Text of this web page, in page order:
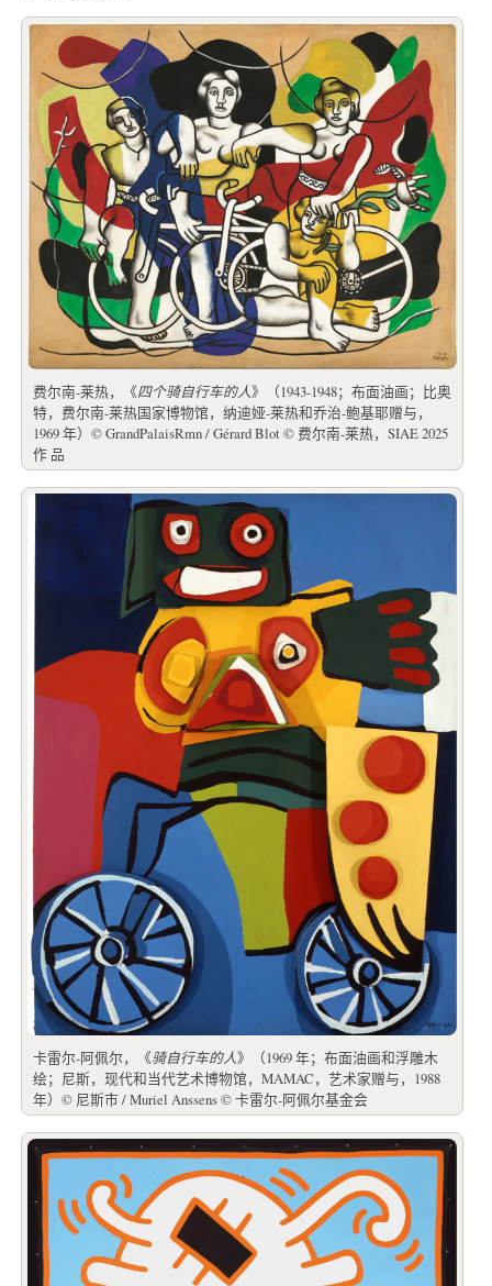
费尔南-莱热，《四个骑自行车的人》（1943-1948；布面油画；比奥
特，费尔南-莱热国家博物馆，纳迪娅-莱热和乔治-鲍基耶赠与，
1969 年）© GrandPalaisRmn / Gérard Blot © 费尔南-莱热，SIAE 2025
作 品
卡雷尔-阿佩尔，《骑自行车的人》（1969 年；布面油画和浮雕木
绘；尼斯，现代和当代艺术博物馆，MAMAC，艺术家赠与，1988
年）© 尼斯市 / Muriel Anssens © 卡雷尔-阿佩尔基金会